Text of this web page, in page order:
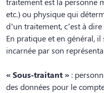
etc.) ou physique qui
d’un traitement, c’est à
En pratique et en général,
incarnée par son
« Sous-traitant » :
des données pour le